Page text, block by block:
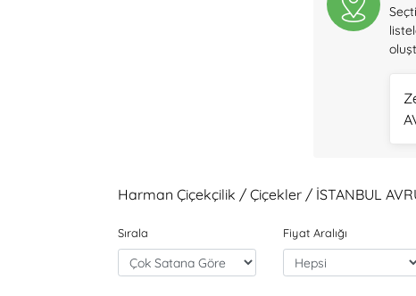
Harman Çiçekçilik / Çiçekler / İSTANBUL
Sırala Fiyat Aralığı